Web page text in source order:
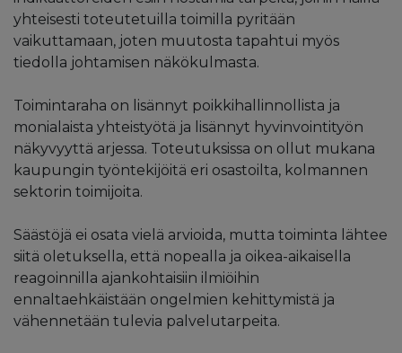
yhteisesti toteutetuilla toimilla pyritään
vaikuttamaan, joten muutosta tapahtui myös
tiedolla johtamisen näkökulmasta.
Toimintaraha on lisännyt poikkihallinnollista ja
monialaista yhteistyötä ja lisännyt hyvinvointityön
näkyvyyttä arjessa. Toteutuksissa on ollut mukana
kaupungin työntekijöitä eri osastoilta, kolmannen
sektorin toimijoita.
Säästöjä ei osata vielä arvioida, mutta toiminta lähtee
siitä oletuksella, että nopealla ja oikea-aikaisella
reagoinnilla ajankohtaisiin ilmiöihin
ennaltaehkäistään ongelmien kehittymistä ja
vähennetään tulevia palvelutarpeita.